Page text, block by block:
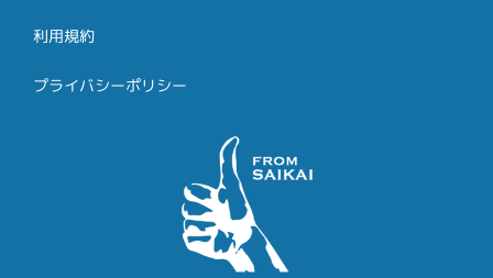
利用規約
プライバシーポリシー